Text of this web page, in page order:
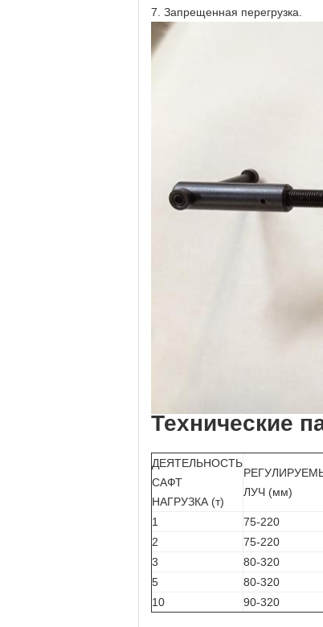
7. Запрещенная перегрузка.
Технические
ДЕЯТЕЛЬНОСТЬ
САФТ
НАГРУЗКА (т)
ЛУЧ (мм)
1
75-220
2
75-220
3
80-320
5
80-320
10
90-320